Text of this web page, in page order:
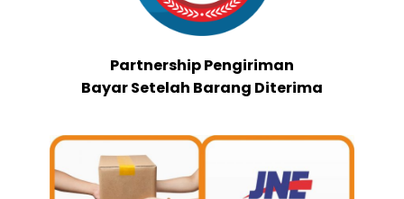
Partnership Pengiriman
Bayar Setelah Barang Diterima